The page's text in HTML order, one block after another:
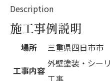
Description
施工事例説明
場所
三重県四日市市
工事内容
外壁塗装・シー
工事